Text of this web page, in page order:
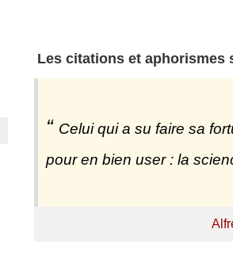
Les citations et aphorismes
Celui qui a su faire sa
pour en bien user : la